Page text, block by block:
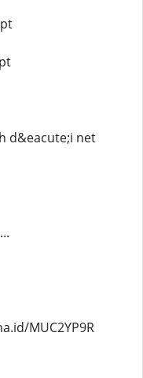
d&eacute;i net
MUC2YP9R